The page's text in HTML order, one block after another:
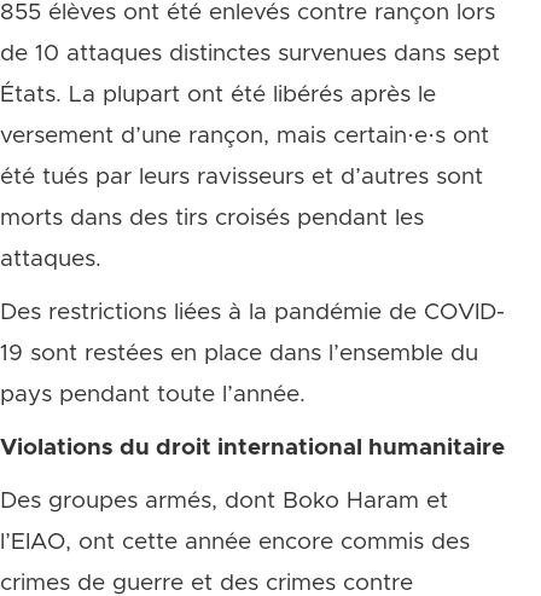
855 élèves ont été enlevés contre rançon lors
de 10 attaques distinctes survenues dans sept
États. La plupart ont été libérés après le
versement d’une rançon, mais certain·e·s ont
été tués par leurs ravisseurs et d’autres sont
morts dans des tirs croisés pendant les
attaques.
Des restrictions liées à la pandémie de COVID-
19 sont restées en place dans l’ensemble du
pays pendant toute l’année.
Violations du droit international humanitaire
Des groupes armés, dont Boko Haram et
l’EIAO, ont cette année encore commis des
crimes de guerre et des crimes contre